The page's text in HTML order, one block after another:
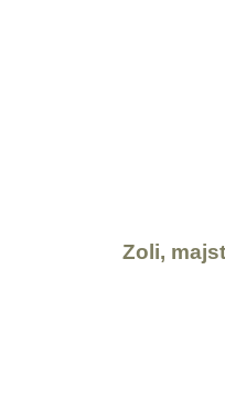
Zoli,